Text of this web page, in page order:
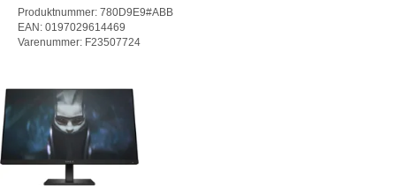
Produktnummer: 780D9E9#ABB
EAN: 0197029614469
Varenummer: F23507724